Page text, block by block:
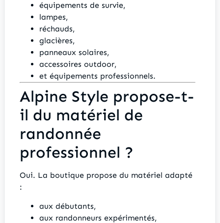
équipements de survie,
lampes,
réchauds,
glacières,
panneaux solaires,
accessoires outdoor,
et équipements professionnels.
Alpine Style propose-t-
il du matériel de
randonnée
professionnel ?
Oui. La boutique propose du matériel adapté
:
aux débutants,
aux randonneurs expérimentés,